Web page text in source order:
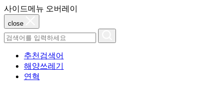
사이드메뉴 오버레이
close
추천검색어
해양쓰레기
연혁